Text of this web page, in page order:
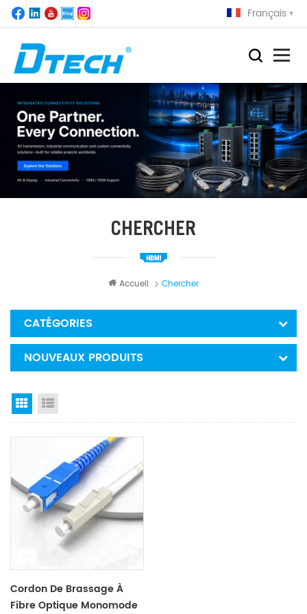
Français
CHERCHER
Accueil Chercher
CATÉGORIES
NOUVEAUX PRODUITS
Grid View
Cordon De Brassage À
Fibre Optique Monomode